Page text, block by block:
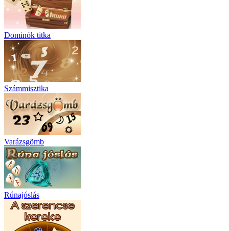
Dominók titka
Számmisztika
Varázsgömb
Rúnajóslás